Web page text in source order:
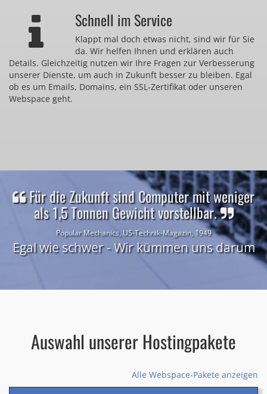
Schnell im Service
Klappt mal doch etwas nicht, sind wir für Sie
da. Wir helfen Ihnen und erklären auch
Details. Gleichzeitig nutzen wir Ihre Fragen zur Verbesserung
unserer Dienste, um auch in Zukunft besser zu bleiben. Egal
ob es um Emails, Domains, ein SSL-Zertifikat oder unseren
Webspace geht.
Für die Zukunft sind Computer mit weniger
als 1,5 Tonnen Gewicht vorstellbar.
Popular Mechanics, US-Technik-Magazin, 1949
Egal wie schwer - Wir kümmen uns darum
Auswahl unserer Hostingpakete
Alle Webspace-Pakete anzeigen